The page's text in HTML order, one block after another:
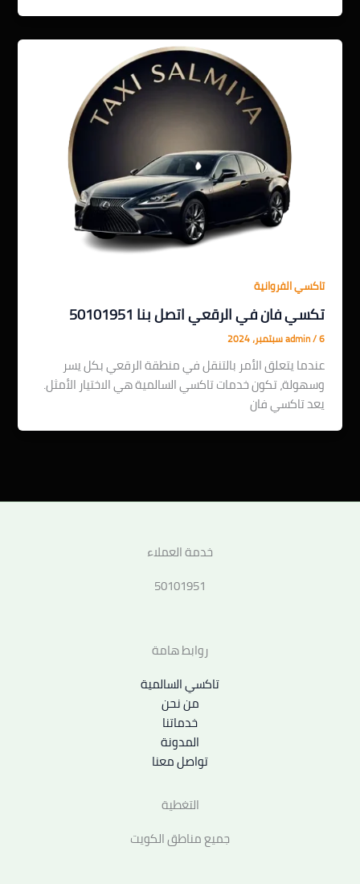
تاكسي الفروانية
تكسي فان في الرقعي اتصل بنا 50101951
admin/6 سبتمبر، 2024
عندما يتعلق الأمر بالتنقل في منطقة الرقعي بكل يسر
وسهولة، تكون خدمات تاكسي السالمية هي الاختيار الأمثل.
يعد تاكسي فان
خدمة العملاء
50101951
روابط هامة
تاكسي السالمية
من نحن
خدماتنا
المدونة
تواصل معنا
التغطية
جميع مناطق الكويت